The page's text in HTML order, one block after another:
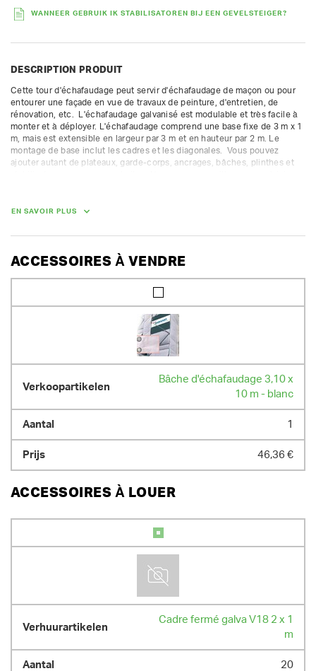
WANNEER GEBRUIK IK STABILISATOREN BIJ EEN GEVELSTEIGER?
DESCRIPTION PRODUIT
Cette tour d'échafaudage peut servir d'échafaudage de maçon ou pour
entourer une façade en vue de travaux de peinture, d'entretien, de
rénovation, etc.  L'échafaudage galvanisé est modulable et très facile à
monter et à déployer. L'échafaudage comprend une base fixe de 3 m x 1
m, mais est extensible en largeur par 3 m et en hauteur par 2 m. Le
montage de base inclut les cadres et les diagonales.  Vous pouvez
ajouter autant de plateaux, garde-corps, ancrages, bâches, plinthes et
proposée. Nous facturons une caution supplémentaire pour les autres
Convient uniquement pour une installation fixe.
EN SAVOIR PLUS
ACCESSOIRES À VENDRE
Bâche d'échafaudage 3,10 x
10 m - blanc
1
46,36 €
ACCESSOIRES À LOUER
Cadre fermé galva V18 2 x 1
m
20